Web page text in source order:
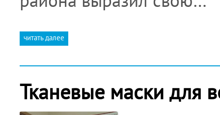
читать далее
Тканевые маски для